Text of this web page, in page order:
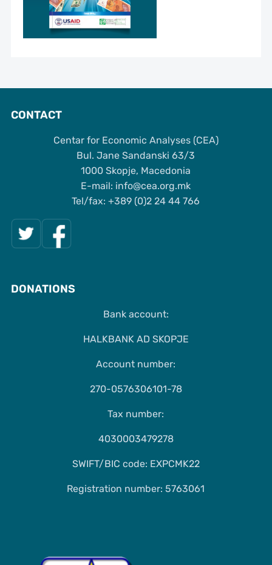
CONTACT
Centar for Economic Analyses (CEA)
Bul. Jane Sandanski 63/3
1000 Skopje, Macedonia
Е-mail: info@cea.org.mk
Tel/fax: +389 (0)2 24 44 766
DONATIONS
Bank account:
HALKBANK AD SKOPJE
Account number:
270-0576306101-78
Tax number:
4030003479278
SWIFT/BIC code: EXPCMK22
Registration number: 5763061